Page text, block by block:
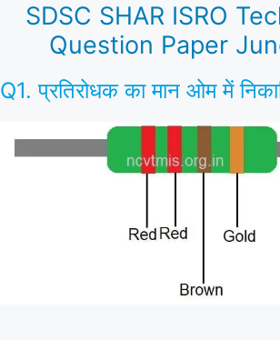
SDSC SHAR ISRO
Question Paper
Q1. प्रतिरोधक का मान ओम में